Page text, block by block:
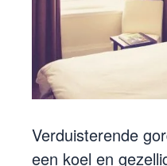
Verduisterende
een koel en